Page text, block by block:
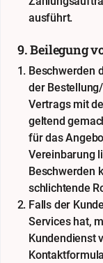
ausführt.
9. Beilegung
Beschwerden
der
Vertrags mit
geltend
für das
Vereinbarung
Beschwerden
schlichtende
Falls der
Services hat,
Kundendienst